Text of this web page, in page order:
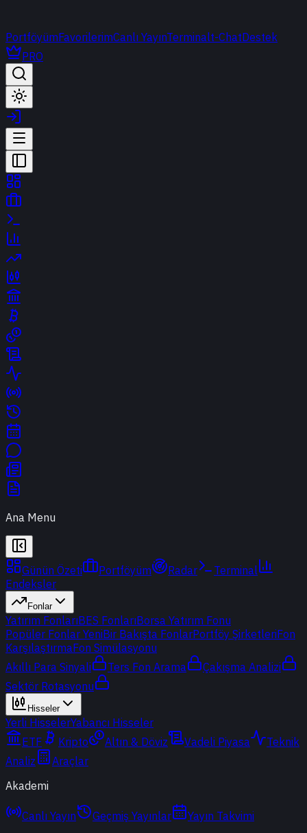
PortföyümFavorilerimCanlı YayınTerminalt-ChatDestek
PRO
Ana Menu
Günün Özeti Portföyüm Radar
Terminal
Endeksler
Fonlar
Yatırım FonlarıBES FonlarıBorsa Yatırım Fonu
Popüler Fonlar YeniBir Bakışta FonlarPortföy ŞirketleriFon
KarşılaştırmaFon Simülasyonu
Akıllı Para Sinyali
Ters Fon Arama
Çakışma Analizi
Sektör Rotasyonu
Hisseler
Yerli HisselerYabancı Hisseler
ETF
Kripto Altın & Döviz Vadeli Piyasa
Teknik
Analiz
Araçlar
Akademi
Canlı Yayın Geçmiş Yayınlar
Yayın Takvimi